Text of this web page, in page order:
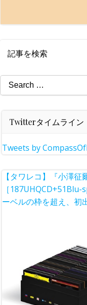
記事を検索
Search
for:
Twitterタイムライン
Tweets by
【タワレコ】『小澤
［
ーベルの枠を超え、初